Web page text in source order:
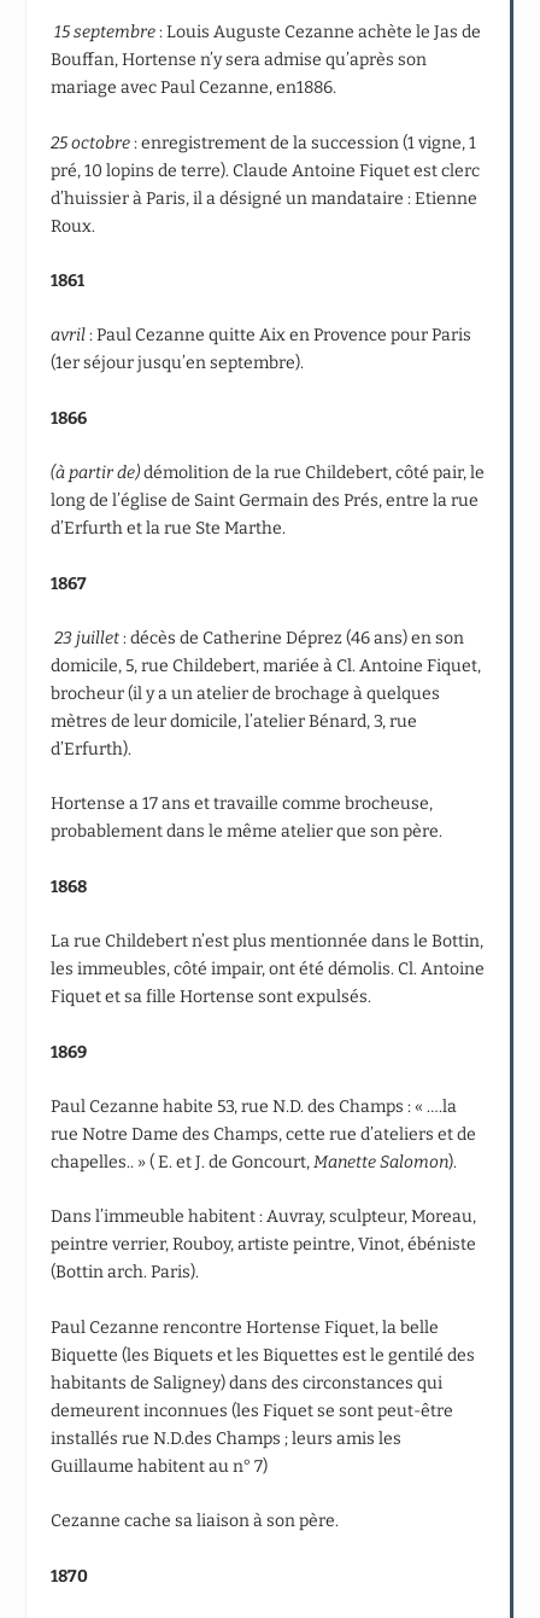
15 septembre: Louis Auguste Cezanne achète le Jas de
Bouffan, Hortense n’y sera admise qu’après son
mariage avec Paul Cezanne, en1886.
25 octobre: enregistrement de la succession (1 vigne, 1
pré, 10 lopins de terre). Claude Antoine Fiquet est clerc
d’huissier à Paris, il a désigné un mandataire : Etienne
Roux.
1861
avril: Paul Cezanne quitte Aix en Provence pour Paris
(1erséjour jusqu’en septembre).
1866
(à partir de)démolition de la rue Childebert, côté pair, le
long de l’église de Saint Germain des Prés, entre la rue
d’Erfurth et la rue Ste Marthe.
1867
23 juillet: décès de Catherine Déprez (46 ans) en son
domicile, 5, rue Childebert, mariée à Cl. Antoine Fiquet,
brocheur (il y a un atelier de brochage à quelques
mètres de leur domicile, l’atelier Bénard, 3, rue
d’Erfurth).
Hortense a 17 ans et travaille comme brocheuse,
probablement dans le même atelier que son père.
1868
La rue Childebert n’est plus mentionnée dans le Bottin,
les immeubles, côté impair, ont été démolis. Cl. Antoine
Fiquet et sa fille Hortense sont expulsés.
1869
Paul Cezanne habite 53, rue N.D. des Champs : « ….la
rue Notre Dame des Champs, cette rue d’ateliers et de
chapelles.. » ( E. et J. de Goncourt,Manette Salomon).
Dans l’immeuble habitent : Auvray, sculpteur, Moreau,
peintre verrier, Rouboy, artiste peintre, Vinot, ébéniste
(Bottin arch. Paris).
Paul Cezanne rencontre Hortense Fiquet, la belle
Biquette (les Biquets et les Biquettes est le gentilé des
habitants de Saligney) dans des circonstances qui
demeurent inconnues (les Fiquet se sont peut-être
installés rue N.D.des Champs ; leurs amis les
Guillaume habitent au n° 7)
Cezanne cache sa liaison à son père.
1870